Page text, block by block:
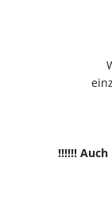
!!!!!!